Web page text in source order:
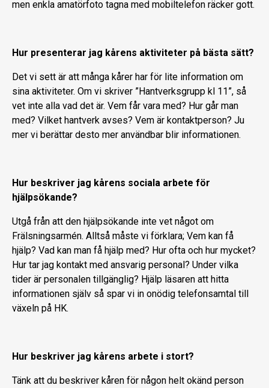
men enkla amatörfoto tagna med mobiltelefon räcker gott.
Hur presenterar jag kårens aktiviteter på bästa sätt?
Det vi sett är att många kårer har för lite information om
sina aktiviteter. Om vi skriver ”Hantverksgrupp kl 11”, så
vet inte alla vad det är. Vem får vara med? Hur går man
med? Vilket hantverk avses? Vem är kontaktperson? Ju
mer vi berättar desto mer användbar blir informationen.
Hur beskriver jag kårens sociala arbete för
hjälpsökande?
Utgå från att den hjälpsökande inte vet något om
Frälsningsarmén. Alltså måste vi förklara; Vem kan få
hjälp? Vad kan man få hjälp med? Hur ofta och hur mycket?
Hur tar jag kontakt med ansvarig personal? Under vilka
tider är personalen tillgänglig? Hjälp läsaren att hitta
informationen själv så spar vi in onödig telefonsamtal till
växeln på HK.
Hur beskriver jag kårens arbete i stort?
Tänk att du beskriver kåren för någon helt okänd person